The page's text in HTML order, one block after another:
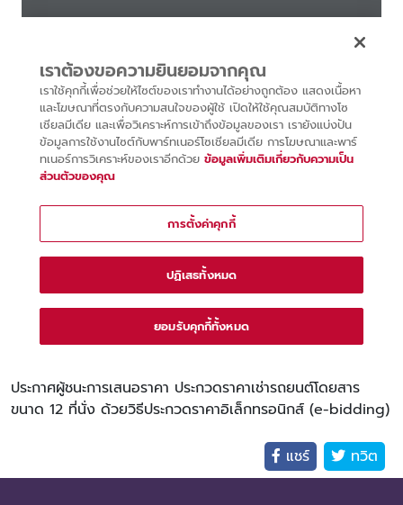
ประกาศผู้ชนะการเสนอราคา ประกวดราคาเช่ารถยนต์โดยสาร
ขนาด 12 ที่นั่ง ด้วยวิธีประกวดราคาอิเล็กทรอนิกส์ (e-bidding)
แชร์ ทวิต